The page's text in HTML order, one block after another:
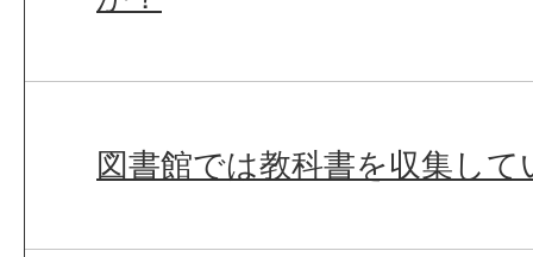
図書館では教科書を収集し